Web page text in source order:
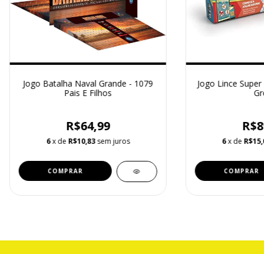
Jogo Batalha Naval Grande - 1079
Pais E Filhos
R$64,99
6x de R$10,83 sem juros
Jogo Lince
6x de